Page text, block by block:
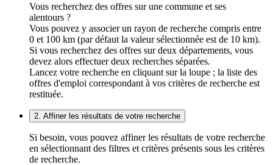
Vous recherchez des offres sur une commune et ses
alentours ?
Vous pouvez y associer un rayon de recherche compris entre
0 et 100 km (par défaut la valeur sélectionnée est de 10 km).
Si vous recherchez des offres sur deux départements, vous
devez alors effectuer deux recherches séparées.
Lancez votre recherche en cliquant sur la loupe ; la liste des
offres d'emploi correspondant à vos critères de recherche est
restituée.
2. Affiner les résultats de votre recherche
Si besoin, vous pouvez affiner les résultats de votre recherche
en sélectionnant des filtres et critères présents sous les critères
de recherche.